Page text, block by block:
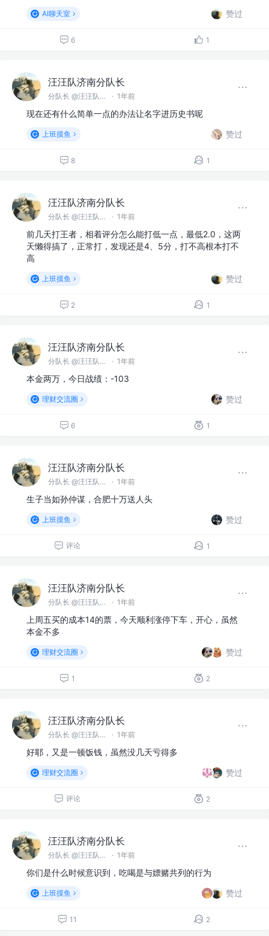
AI聊天室 赞过
6 1
汪汪队济南分队长
分队长 @汪汪队济南分队 · 1年前
现在还有什么简单一点的办法让名字进历史书呢
上班摸鱼 赞过
8 1
汪汪队济南分队长
分队长 @汪汪队济南分队 · 1年前
前几天打王者，相着评分怎么能打低一点，最低2.0，这两
天懒得搞了，正常打，发现还是4、5分，打不高根本打不
高
上班摸鱼 赞过
2 1
汪汪队济南分队长
分队长 @汪汪队济南分队 · 1年前
本金两万，今日战绩：-103
理财交流圈 赞过
6 1
汪汪队济南分队长
分队长 @汪汪队济南分队 · 1年前
生子当如孙仲谋，合肥十万送人头
上班摸鱼 赞过
评论 1
汪汪队济南分队长
分队长 @汪汪队济南分队 · 1年前
上周五买的成本14的票，今天顺利涨停下车，开心，虽然
本金不多
理财交流圈 赞过
1 2
汪汪队济南分队长
分队长 @汪汪队济南分队 · 1年前
好耶，又是一顿饭钱，虽然没几天亏得多
理财交流圈 赞过
评论 2
汪汪队济南分队长
分队长 @汪汪队济南分队 · 1年前
你们是什么时候意识到，吃喝是与嫖赌共列的行为
上班摸鱼 赞过
11 2